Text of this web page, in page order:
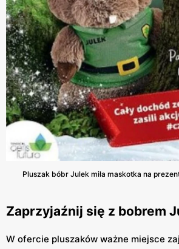
Pluszak bóbr Julek miła maskotka na
Zaprzyjaźnij się z bobrem
W ofercie pluszaków ważne miejsce